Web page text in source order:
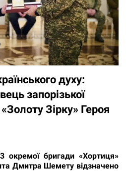
духу:
запорізької
Зірку» Героя
окремої бригади «Хортиця»
Дмитра Шемету відзначено